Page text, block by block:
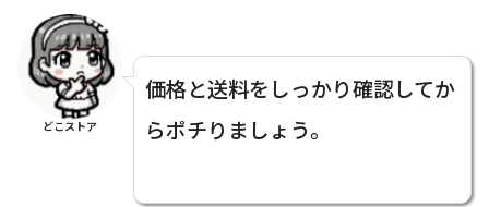
どこストア
価格と送料をしっかり確認してか
らポチりましょう。